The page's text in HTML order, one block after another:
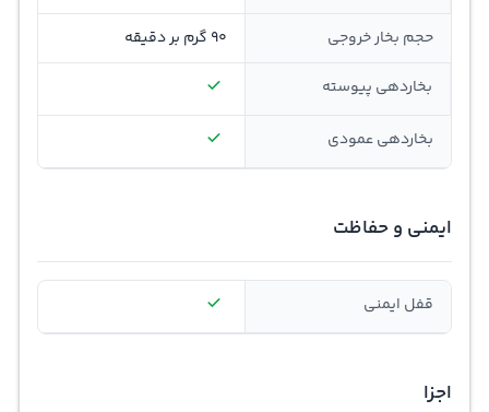
حجم بخار خروجی 90 گرم بر دقیقه
بخاردهی پیوسته
بخاردهی عمودی
ایمنی و حفاظت
قفل ایمنی
اجزا